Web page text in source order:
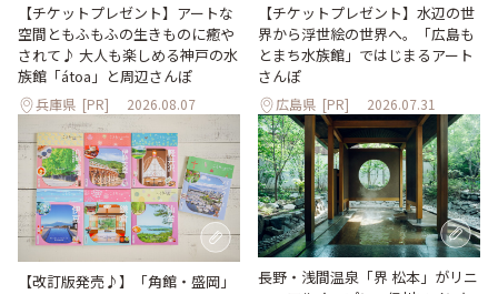
【チケットプレゼント】アートな
空間ともふもふの生きものに癒や
されて♪ 大人も楽しめる神戸の水
族館「átoa」と周辺さんぽ
兵庫県 [PR] 2026.08.07
【チケットプレゼント】水辺の世
界から浮世絵の世界へ。「広島も
とまち水族館」ではじまるアート
さんぽ
広島県 [PR] 2026.07.31
【改訂版発売♪】「角館・盛岡」
長野・浅間温泉「界 松本」がリニ